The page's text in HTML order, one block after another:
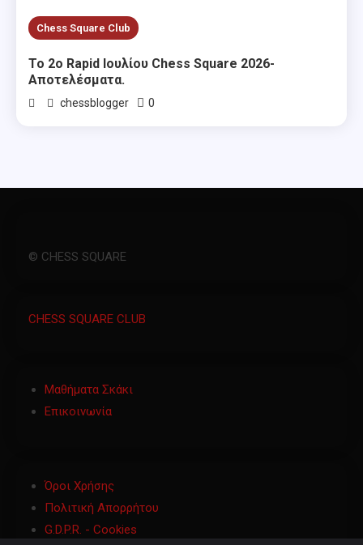
Chess Square Club
Το 2ο Rapid Ιουλίου Chess Square 2026-
Αποτελέσματα.
chessblogger 0
© CHESS SQUARE
CHESS SQUARE CLUB
Μαθήματα Σκάκι
Επικοινωνία
Όροι Χρήσης
Πολιτική Απορρήτου
G.D.P.R. - Cookies